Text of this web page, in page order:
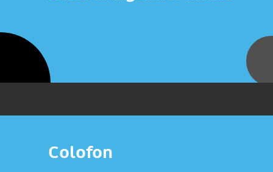
Colofon